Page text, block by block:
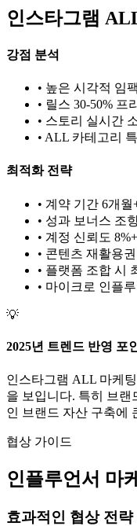
인스타그램
강점 분석
• 높은 시각적 임
• 릴스 30-50% 프
• 스토리 실시간
• ALL 카테고리
최적화 전략
• 계약 기간 6개
• 성과 보너스 조
• 계정 신뢰도
• 콘텐츠 재활용
• 플랫폼 조합 시
• 마이크로 인플
💡
2025년 트렌드 반영 포
인스타그램 ALL 마케
을 보입니다. 특히 브랜
인 브랜드 자산 구축에
협상 가이드
인플루언서 마
효과적인 협상 전략